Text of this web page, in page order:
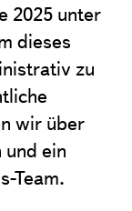
2025 unter
dieses
zu
wir über
ein
Team.